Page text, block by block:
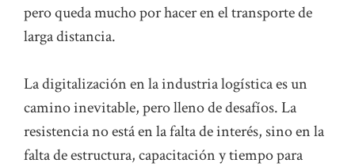
pero queda mucho por hacer en el transporte de
larga distancia.
La digitalización en la industria logística es un
camino inevitable, pero lleno de desafíos. La
resistencia no está en la falta de interés, sino en la
falta de estructura, capacitación y tiempo para